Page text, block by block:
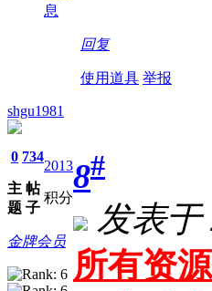
息
回复
使用道具 举报
shgu1981
0
主
题
734
帖
子
2013
积分
金牌会员
8#
发表于
所有资